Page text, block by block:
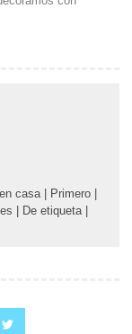
casa| Primero
De etiqueta|